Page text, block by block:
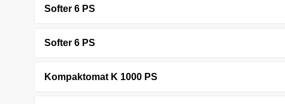
Softer 6 PS
Softer 6 PS
Kompaktomat K 1000 PS